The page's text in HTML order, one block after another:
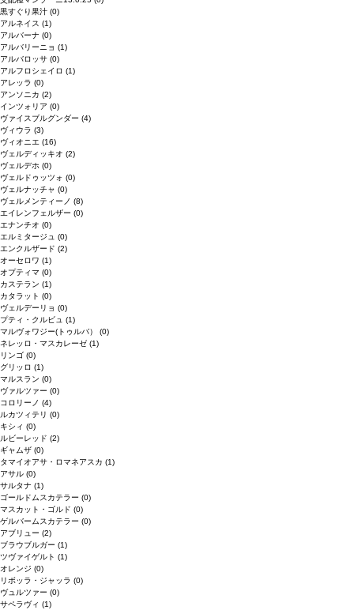
黒すぐり果汁 (0)
アルネイス (1)
アルバーナ (0)
アルバリーニョ (1)
アルバロッサ (0)
アルフロシェイロ (1)
アレッラ (0)
アンソニカ (2)
インツォリア (0)
ヴァイスブルグンダー (4)
ヴィウラ (3)
ヴィオニエ (16)
ヴェルディッキオ (2)
ヴェルデホ (0)
ヴェルドゥッツォ (0)
ヴェルナッチャ (0)
ヴェルメンティーノ (8)
エイレンフェルザー (0)
エナンチオ (0)
エルミタージュ (0)
エンクルザード (2)
オーセロワ (1)
オプティマ (0)
カステラン (1)
カタラット (0)
ヴェルデーリョ (0)
プティ・クルビュ (1)
マルヴォワジー(トゥルバ） (0)
ネレッロ・マスカレーゼ (1)
リンゴ (0)
グリッロ (1)
マルスラン (0)
ヴァルツァー (0)
コロリーノ (4)
ルカツィテリ (0)
キシィ (0)
ルビーレッド (2)
ギャムザ (0)
タマイオアサ・ロマネアスカ (1)
アサル (0)
サルタナ (1)
ゴールドムスカテラー (0)
マスカット・ゴルド (0)
ゲルバームスカテラー (0)
アブリュー (2)
ブラウブルガー (1)
ツヴァイゲルト (1)
オレンジ (0)
リボッラ・ジャッラ (0)
ヴュルツァー (0)
サペラヴィ (1)